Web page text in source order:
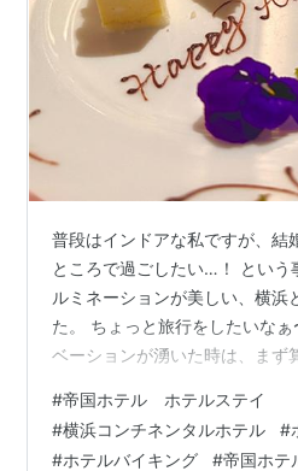
普段はインドアな私ですが、結
ところで過ごしたい…！ という
ルミネーションが美しい、横浜
た。 ちょっと旅行をしたいな
ベーションが湧いた時は、まず
阪への新幹線代は二人で50,000
良い感じのビジネスホテルに宿
#帝国ホテル ホテルステイ
#横浜コンチネンタルホテル #
#ホテルバイキング #帝国ホテ